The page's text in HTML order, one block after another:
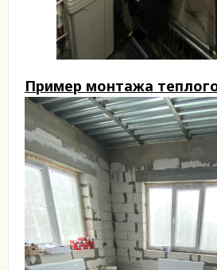
Пример монтажа